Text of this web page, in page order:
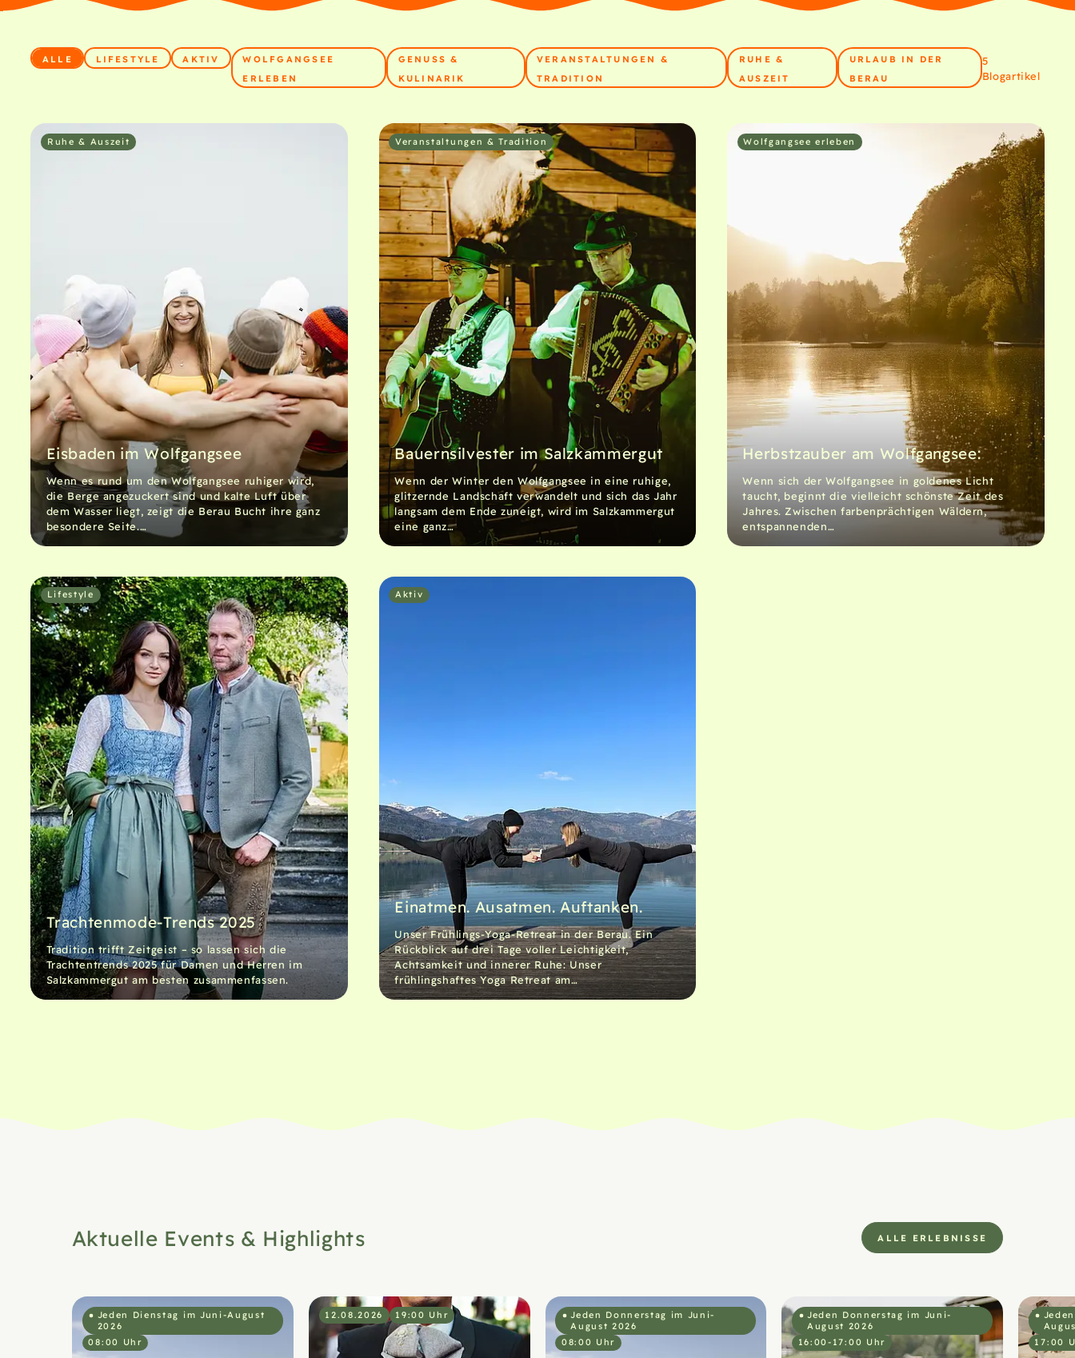
ALLE LIFESTYLE AKTIV
WOLFGANGSEE
ERLEBEN
GENUSS &
KULINARIK
VERANSTALTUNGEN &
TRADITION
RUHE &
AUSZEIT
URLAUB IN DER
BERAU
5
Blogartikel
Eisbaden im Wolfgangsee
Wenn es rund um den Wolfgangsee ruhiger wird,
die Berge angezuckert sind und kalte Luft über
dem Wasser liegt, zeigt die Berau Bucht ihre ganz
besondere Seite.…
Ruhe & Auszeit
Bauernsilvester im Salzkammergut
Wenn der Winter den Wolfgangsee in eine ruhige,
glitzernde Landschaft verwandelt und sich das Jahr
langsam dem Ende zuneigt, wird im Salzkammergut
eine ganz…
Veranstaltungen & Tradition
Herbstzauber am Wolfgangsee:
Wenn sich der Wolfgangsee in goldenes Licht
taucht, beginnt die vielleicht schönste Zeit des
Jahres. Zwischen farbenprächtigen Wäldern,
entspannenden…
Wolfgangsee erleben
Trachtenmode-Trends 2025
Tradition trifft Zeitgeist – so lassen sich die
Trachtentrends 2025 für Damen und Herren im
Salzkammergut am besten zusammenfassen.
Lifestyle
Einatmen. Ausatmen. Auftanken.
Unser Frühlings-Yoga-Retreat in der Berau. Ein
Rückblick auf drei Tage voller Leichtigkeit,
Achtsamkeit und innerer Ruhe: Unser
frühlingshaftes Yoga Retreat am…
Aktiv
Aktuelle Events & Highlights ALLE ERLEBNISSE
Jeden Dienstag im Juni-August
2026
08:00 Uhr
12.08.2026 19:00 Uhr
Jeden Donnerstag im Juni-
August 2026
08:00 Uhr
Jeden Donnerstag im Juni-
August 2026
16:00-17:00 Uhr
17:00